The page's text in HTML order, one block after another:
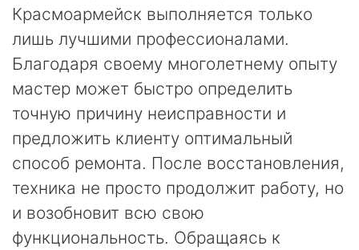
Красмоармейск выполняется только
лишь лучшими профессионалами.
Благодаря своему многолетнему опыту
мастер может быстро определить
точную причину неисправности и
предложить клиенту оптимальный
способ ремонта. После восстановления,
техника не просто продолжит работу, но
и возобновит всю свою
функциональность. Обращаясь к